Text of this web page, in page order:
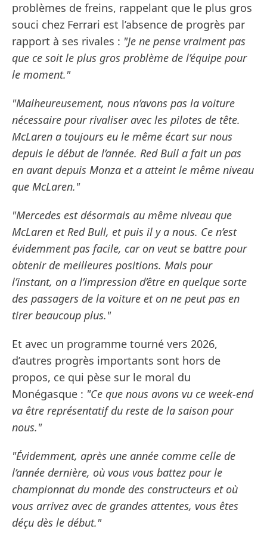
problèmes de freins, rappelant que le plus gros
souci chez Ferrari est l’absence de progrès par
rapport à ses rivales : "Je ne pense vraiment pas
que ce soit le plus gros problème de l’équipe pour
le moment."
"Malheureusement, nous n’avons pas la voiture
nécessaire pour rivaliser avec les pilotes de tête.
McLaren a toujours eu le même écart sur nous
depuis le début de l’année. Red Bull a fait un pas
en avant depuis Monza et a atteint le même niveau
que McLaren."
"Mercedes est désormais au même niveau que
McLaren et Red Bull, et puis il y a nous. Ce n’est
évidemment pas facile, car on veut se battre pour
obtenir de meilleures positions. Mais pour
l’instant, on a l’impression d’être en quelque sorte
des passagers de la voiture et on ne peut pas en
tirer beaucoup plus."
Et avec un programme tourné vers 2026,
d’autres progrès importants sont hors de
propos, ce qui pèse sur le moral du
Monégasque : "Ce que nous avons vu ce week-end
va être représentatif du reste de la saison pour
nous."
"Évidemment, après une année comme celle de
l’année dernière, où vous vous battez pour le
championnat du monde des constructeurs et où
vous arrivez avec de grandes attentes, vous êtes
déçu dès le début."